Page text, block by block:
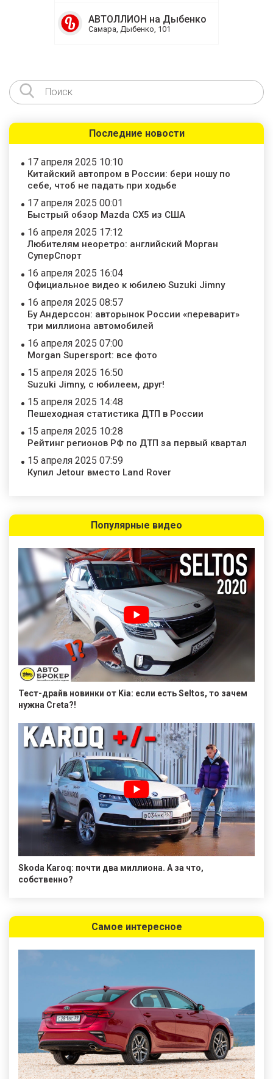
АВТОЛЛИОН на Дыбенко
Самара, Дыбенко, 101
Последние новости
17 апреля 2025 10:10
Китайский автопром в России: бери ношу по
себе, чтоб не падать при ходьбе
17 апреля 2025 00:01
Быстрый обзор Mazda CX5 из США
16 апреля 2025 17:12
Любителям неоретро: английский Морган
СуперСпорт
16 апреля 2025 16:04
Официальное видео к юбилею Suzuki Jimny
16 апреля 2025 08:57
Бу Андерссон: авторынок России «переварит»
три миллиона автомобилей
16 апреля 2025 07:00
Morgan Supersport: все фото
15 апреля 2025 16:50
Suzuki Jimny, с юбилеем, друг!
15 апреля 2025 14:48
Пешеходная статистика ДТП в России
15 апреля 2025 10:28
Рейтинг регионов РФ по ДТП за первый квартал
15 апреля 2025 07:59
Купил Jetour вместо Land Rover
Популярные видео
Тест-драйв новинки от Kia: если есть Seltos, то зачем
нужна Creta?!
Skoda Karoq: почти два миллиона. А за что,
собственно?
Самое интересное